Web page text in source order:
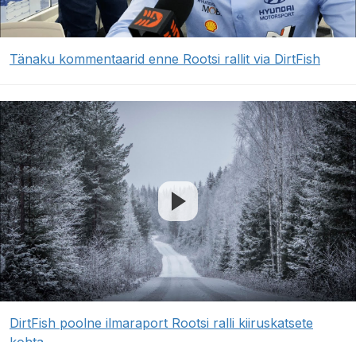
Tänaku kommentaarid enne Rootsi rallit via DirtFish
DirtFish poolne ilmaraport Rootsi ralli kiiruskatsete